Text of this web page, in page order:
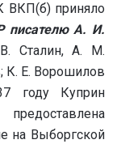
ВКП(б) приняло
писателю А. И.
В. Сталин, А. М.
К. Е. Ворошилов
году Куприн
на Выборгской